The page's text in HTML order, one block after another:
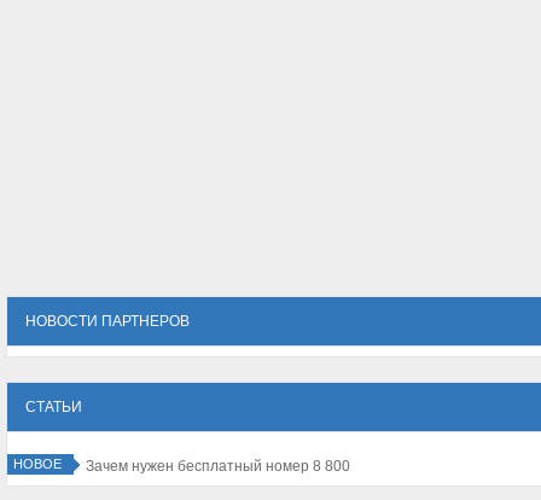
НОВОСТИ ПАРТНЕРОВ
СТАТЬИ
НОВОЕ
собираются перекроить город и затеять глобальную строку